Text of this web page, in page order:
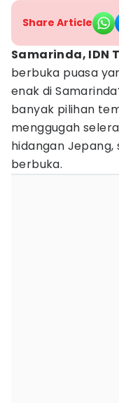
Share Article
Samarinda, IDN
berbuka puasa
enak di
banyak pilihan
menggugah
hidangan Jepang,
berbuka.